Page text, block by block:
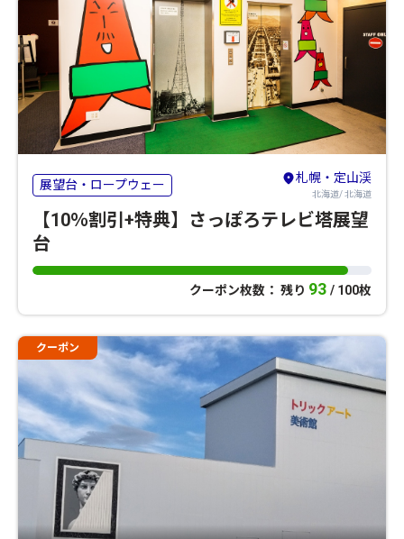
展望台・ロープウェー 札幌・定山渓
北海道/ 北海道
【10％割引+特典】さっぽろテレビ塔展望
台
クーポン枚数： 残り 93 / 100枚
クーポン